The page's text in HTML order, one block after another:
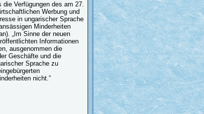
Verfügungen des am 27.
Werbung und
in ungarischer Sprache
Minderheiten
„Im Sinne der neuen
Informationen
ausgenommen die
Geschäfte und die
Sprache zu
nicht.”